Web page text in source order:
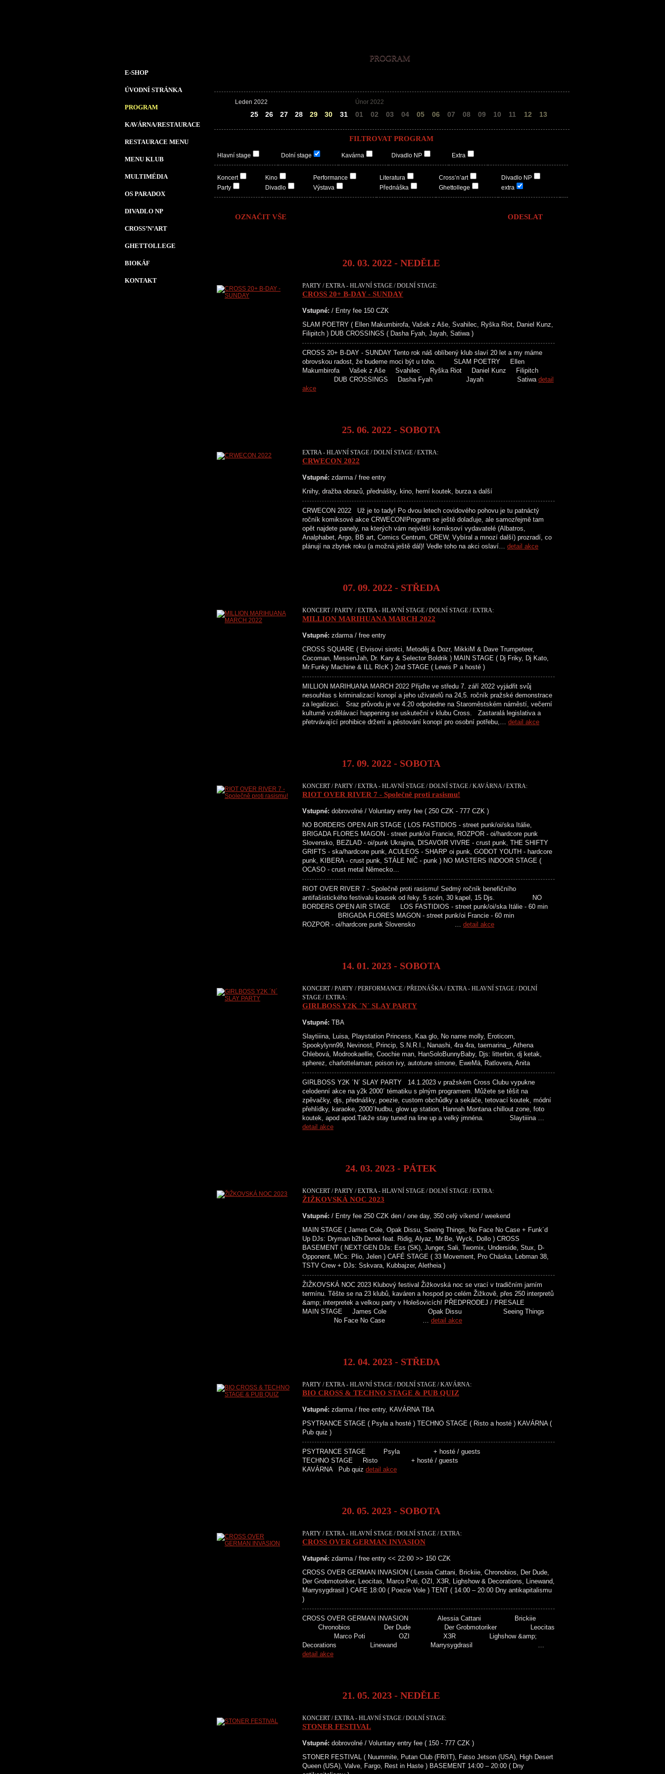
E-SHOP
ÚVODNÍ STRÁNKA
PROGRAM
KAVÁRNA/RESTAURACE
RESTAURACE MENU
MENU KLUB
MULTIMÉDIA
OS PARADOX
DIVADLO NP
CROSS’N’ART
GHETTOLLEGE
BIOKÁF
KONTAKT
PROGRAM
Leden 2022
25 26 27 28 29 30 31
Únor 2022
01 02 03 04 05 06 07 08 09 10 11 12 13
FILTROVAT PROGRAM
Hlavní stage Dolní stage Kavárna Divadlo NP Extra
Koncert
Party
Kino
Divadlo
Performance
Výstava
Literatura
Přednáška
Cross’n’art
Ghettollege
Divadlo NP
extra
OZNAČIT VŠE
20. 03. 2022 - NEDĚLE
PARTY / EXTRA - HLAVNÍ STAGE / DOLNÍ STAGE:
CROSS 20+ B-DAY - SUNDAY
Vstupné: / Entry fee 150 CZK
SLAM POETRY ( Ellen Makumbirofa, Vašek z Aše, Svahilec, Ryška Riot, Daniel Kunz,
Filipitch ) DUB CROSSINGS ( Dasha Fyah, Jayah, Satiwa )
CROSS 20+ B-DAY - SUNDAY Tento rok náš oblíbený klub slaví 20 let a my máme
obrovskou radost, že budeme moci být u toho. SLAM POETRY Ellen
Makumbirofa Vašek z Aše Svahilec Ryška Riot Daniel Kunz Filipitch
DUB CROSSINGS Dasha Fyah Jayah Satiwa detail
akce
25. 06. 2022 - SOBOTA
EXTRA - HLAVNÍ STAGE / DOLNÍ STAGE / EXTRA:
CRWECON 2022
Vstupné: zdarma / free entry
Knihy, dražba obrazů, přednášky, kino, herní koutek, burza a další
CRWECON 2022 Už je to tady! Po dvou letech covidového pohovu je tu patnáctý
ročník komiksové akce CRWECON!Program se ještě dolaďuje, ale samozřejmě tam
opět najdete panely, na kterých vám největší komiksoví vydavatelé (Albatros,
Analphabet, Argo, BB art, Comics Centrum, CREW, Vybíral a mnozí další) prozradí, co
plánují na zbytek roku (a možná ještě dál)! Vedle toho na akci oslaví… detail akce
07. 09. 2022 - STŘEDA
KONCERT / PARTY / EXTRA - HLAVNÍ STAGE / DOLNÍ STAGE / EXTRA:
MILLION MARIHUANA MARCH 2022
Vstupné: zdarma / free entry
CROSS SQUARE ( Elvisovi sirotci, Metoděj & Dozr, MikkiM & Dave Trumpeteer,
Cocoman, MessenJah, Dr. Kary & Selector Boldrik ) MAIN STAGE ( Dj Friky, Dj Kato,
Mr.Funky Machine & ILL RIcK ) 2nd STAGE ( Lewis P a hosté )
MILLION MARIHUANA MARCH 2022 Přijďte ve středu 7. září 2022 vyjádřit svůj
nesouhlas s kriminalizací konopí a jeho uživatelů na 24,5. ročník pražské demonstrace
za legalizaci. Sraz průvodu je ve 4:20 odpoledne na Staroměstském náměstí, večerní
kulturně vzdělávací happening se uskuteční v klubu Cross. Zastaralá legislativa a
přetrvávající prohibice držení a pěstování konopí pro osobní potřebu,… detail akce
17. 09. 2022 - SOBOTA
KONCERT / PARTY / EXTRA - HLAVNÍ STAGE / DOLNÍ STAGE / KAVÁRNA / EXTRA:
RIOT OVER RIVER 7 - Společně proti rasismu!
Vstupné: dobrovolné / Voluntary entry fee ( 250 CZK - 777 CZK )
NO BORDERS OPEN AIR STAGE ( LOS FASTIDIOS - street punk/oi/ska Itálie,
BRIGADA FLORES MAGON - street punk/oi Francie, ROZPOR - oi/hardcore punk
Slovensko, BEZLAD - oi/punk Ukrajina, DISAVOIR VIVRE - crust punk, THE SHIFTY
GRIFTS - ska/hardcore punk, ACULEOS - SHARP oi punk, GODOT YOUTH - hardcore
punk, KIBERA - crust punk, STÁLE NIČ - punk ) NO MASTERS INDOOR STAGE (
OCASO - crust metal Německo…
RIOT OVER RIVER 7 - Společně proti rasismu! Sedmý ročník benefičního
antifašistického festivalu kousek od řeky. 5 scén, 30 kapel, 15 Djs. NO
BORDERS OPEN AIR STAGE LOS FASTIDIOS - street punk/oi/ska Itálie - 60 min
BRIGADA FLORES MAGON - street punk/oi Francie - 60 min
ROZPOR - oi/hardcore punk Slovensko … detail akce
14. 01. 2023 - SOBOTA
KONCERT / PARTY / PERFORMANCE / PŘEDNÁŠKA / EXTRA - HLAVNÍ STAGE / DOLNÍ
STAGE / EXTRA:
GIRLBOSS Y2K ´N´ SLAY PARTY
Vstupné: TBA
Slaytiiina, Luisa, Playstation Princess, Kaa glo, No name molly, Eroticorn,
Spookylynn99, Nevinost, Princip, S.N.R.I., Nanashi, 4ra 4ra, taemarina_, Athena
Chlebová, Modrookaellie, Coochie man, HanSoloBunnyBaby, Djs: litterbin, dj ketak,
spherez, charlottelamarr, poison ivy, autotune simone, EweMä, Ratlovera, Anita
GIRLBOSS Y2K ´N´ SLAY PARTY 14.1.2023 v pražském Cross Clubu vypukne
celodenní akce na y2k 2000´ tématiku s plným programem. Můžete se těšit na
zpěvačky, djs, přednášky, poezie, custom obchůdky a sekáče, tetovací koutek, módní
přehlídky, karaoke, 2000´hudbu, glow up station, Hannah Montana chillout zone, foto
koutek, apod apod.Takže stay tuned na line up a velký jmnéna. Slaytiiina …
detail akce
24. 03. 2023 - PÁTEK
KONCERT / PARTY / EXTRA - HLAVNÍ STAGE / DOLNÍ STAGE / EXTRA:
ŽIŽKOVSKÁ NOC 2023
Vstupné: / Entry fee 250 CZK den / one day, 350 celý víkend / weekend
MAIN STAGE ( James Cole, Opak Dissu, Seeing Things, No Face No Case + Funk´d
Up DJs: Dryman b2b Denoi feat. Ridig, Alyaz, Mr.Be, Wyck, Dollo ) CROSS
BASEMENT ( NEXT:GEN DJs: Ess (SK), Junger, Sali, Twomix, Underside, Stux, D-
Opponent, MCs: Plio, Jelen ) CAFÉ STAGE ( 33 Movement, Pro Cháska, Lebman 38,
TSTV Crew + DJs: Sskvara, Kubbajzer, Aletheia )
ŽIŽKOVSKÁ NOC 2023 Klubový festival Žižkovská noc se vrací v tradičním jarním
termínu. Těšte se na 23 klubů, kaváren a hospod po celém Žižkově, přes 250 interpretů
&amp; interpretek a velkou party v Holešovicích! PŘEDPRODEJ / PRESALE
MAIN STAGE James Cole Opak Dissu Seeing Things
No Face No Case … detail akce
12. 04. 2023 - STŘEDA
PARTY / EXTRA - HLAVNÍ STAGE / DOLNÍ STAGE / KAVÁRNA:
BIO CROSS & TECHNO STAGE & PUB QUIZ
Vstupné: zdarma / free entry, KAVÁRNA TBA
PSYTRANCE STAGE ( Psyla a hosté ) TECHNO STAGE ( Risto a hosté ) KAVÁRNA (
Pub quiz )
PSYTRANCE STAGE Psyla + hosté / guests
TECHNO STAGE Risto + hosté / guests
KAVÁRNA Pub quiz detail akce
20. 05. 2023 - SOBOTA
PARTY / EXTRA - HLAVNÍ STAGE / DOLNÍ STAGE / EXTRA:
CROSS OVER GERMAN INVASION
Vstupné: zdarma / free entry << 22:00 >> 150 CZK
CROSS OVER GERMAN INVASION ( Lessia Cattani, Brickiie, Chronobios, Der Dude,
Der Grobmotoriker, Leocitas, Marco Poti, OZI, X3R, Lighshow & Decorations, Linewand,
Marrysygdrasil ) CAFE 18:00 ( Poezie Vole ) TENT ( 14:00 – 20:00 Dny antikapitalismu
)
CROSS OVER GERMAN INVASION Alessia Cattani Brickiie
Chronobios Der Dude Der Grobmotoriker Leocitas
Marco Poti OZI X3R Lighshow &amp;
Decorations Linewand Marrysygdrasil …
detail akce
21. 05. 2023 - NEDĚLE
KONCERT / EXTRA - HLAVNÍ STAGE / DOLNÍ STAGE:
STONER FESTIVAL
Vstupné: dobrovolné / Voluntary entry fee ( 150 - 777 CZK )
STONER FESTIVAL ( Nuummite, Putan Club (FR/IT), Fatso Jetson (USA), High Desert
Queen (USA), Valve, Fargo, Rest in Haste ) BASEMENT 14:00 – 20:00 ( Dny